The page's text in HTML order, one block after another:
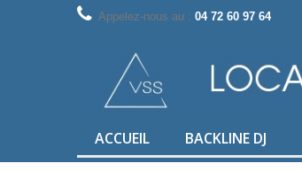
Appelez-nous au : 04 72 60 97 64
ACCUEIL BACKLINE DJ